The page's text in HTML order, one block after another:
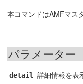
本コマンドはAMFマス
パラメーター
detail 詳細情報を表